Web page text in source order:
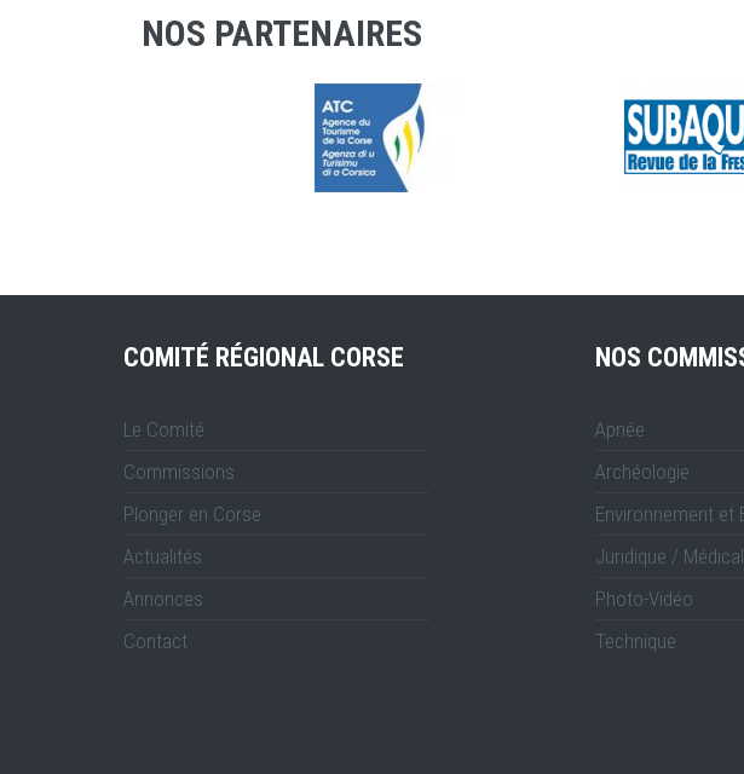
NOS PARTENAIRES
COMITÉ RÉGIONAL CORSE
Le Comité
Commissions
Plonger en Corse
Actualités
Annonces
Contact
NOS
Apnée
Archéologie
Environnement et
Juridique /
Photo-Vidéo
Technique